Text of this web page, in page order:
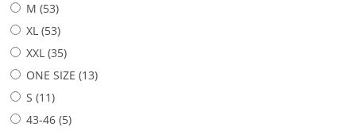
M (53)
XL (53)
XXL (35)
ONE SIZE (13)
S (11)
43-46 (5)